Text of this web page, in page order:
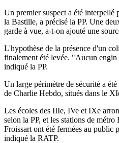
Un premier suspect a été interpellé
la Bastille, a précisé la PP. Une
garde à vue, a-t-on ajouté une
L'hypothèse de la présence d'un
finalement été levée. "Aucun engin
indiqué la PP.
Un large périmètre de sécurité a
de Charlie Hebdo, situés dans le
Les écoles des IIIe, IVe et IXe
selon la PP, et les stations de
Froissart ont été fermées au public
indiqué la RATP.